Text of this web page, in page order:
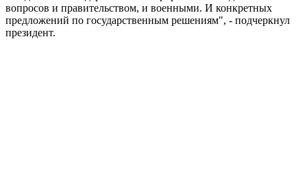
вопросов и правительством, и военными. И конкретных
предложений по государственным решениям", - подчеркнул
президент.